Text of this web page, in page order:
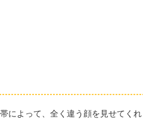
よって、全く違う顔を見せてくれ